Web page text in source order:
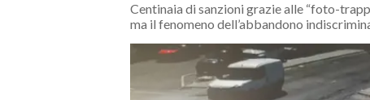
Centinaia di sanzioni grazie alle “foto-
ma il fenomeno dell’abbandono